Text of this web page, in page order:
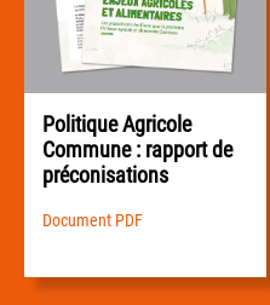
Politique Agricole
Commune : rapport de
préconisations
Document PDF